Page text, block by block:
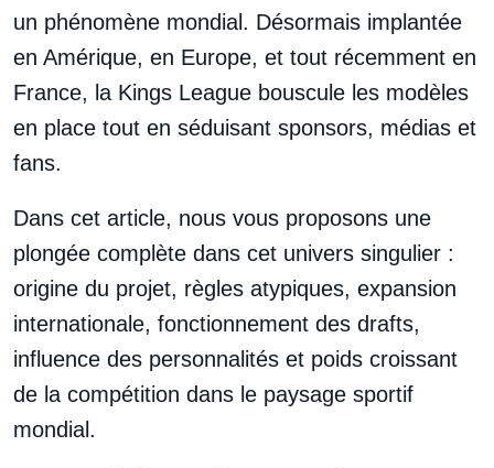
un phénomène mondial. Désormais implantée
en Amérique, en Europe, et tout récemment en
France, la Kings League bouscule les modèles
en place tout en séduisant sponsors, médias et
fans.
Dans cet article, nous vous proposons une
plongée complète dans cet univers singulier :
origine du projet, règles atypiques, expansion
internationale, fonctionnement des drafts,
influence des personnalités et poids croissant
de la compétition dans le paysage sportif
mondial.